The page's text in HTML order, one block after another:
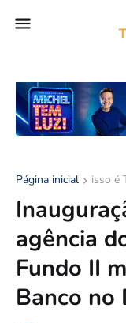
Página inicial isso é
agência
Fundo II
Banco no